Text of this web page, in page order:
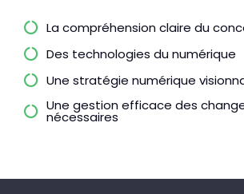
La compréhension claire du
Des technologies du numérique
Une stratégie numérique
Une gestion efficace des
nécessaires